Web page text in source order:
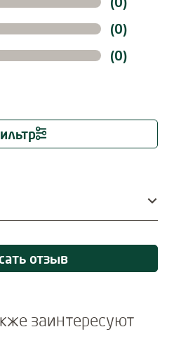
(0)
(0)
отзыв
заинтересуют